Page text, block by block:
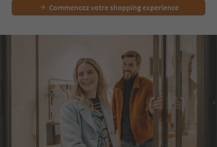
Commencez votre shopping experience